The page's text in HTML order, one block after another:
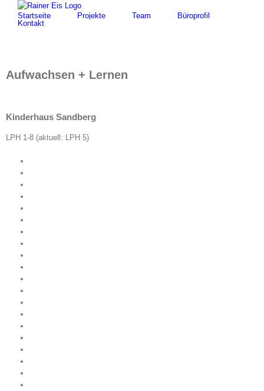
Inhalt
springen
nach:
Startseite
Projekte Team
Büroprofil
Kontakt
Aufwachsen + Lernen
Kinderhaus Sandberg
LPH 1-8 (aktuell: LPH 5)